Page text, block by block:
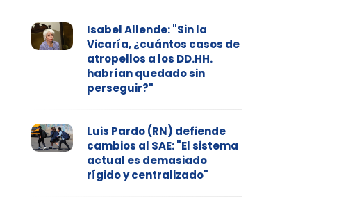
Isabel Allende: "Sin la
Vicaría, ¿cuántos casos de
atropellos a los DD.HH.
habrían quedado sin
perseguir?"
Luis Pardo (RN) defiende
cambios al SAE: "El sistema
actual es demasiado
rígido y centralizado"